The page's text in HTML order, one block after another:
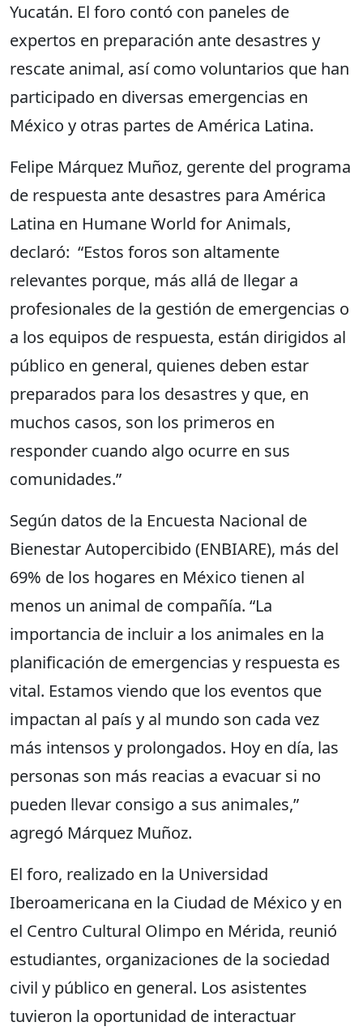
Yucatán. El foro contó con paneles de
expertos en preparación ante desastres y
rescate animal, así como voluntarios que han
participado en diversas emergencias en
México y otras partes de América Latina.
Felipe Márquez Muñoz, gerente del programa
de respuesta ante desastres para América
Latina en Humane World for Animals,
declaró: “Estos foros son altamente
relevantes porque, más allá de llegar a
profesionales de la gestión de emergencias o
a los equipos de respuesta, están dirigidos al
público en general, quienes deben estar
preparados para los desastres y que, en
muchos casos, son los primeros en
responder cuando algo ocurre en sus
comunidades.”
Según datos de la Encuesta Nacional de
Bienestar Autopercibido (ENBIARE), más del
69% de los hogares en México tienen al
menos un animal de compañía. “La
importancia de incluir a los animales en la
planificación de emergencias y respuesta es
vital. Estamos viendo que los eventos que
impactan al país y al mundo son cada vez
más intensos y prolongados. Hoy en día, las
personas son más reacias a evacuar si no
pueden llevar consigo a sus animales,”
agregó Márquez Muñoz.
El foro, realizado en la Universidad
Iberoamericana en la Ciudad de México y en
el Centro Cultural Olimpo en Mérida, reunió
estudiantes, organizaciones de la sociedad
civil y público en general. Los asistentes
tuvieron la oportunidad de interactuar